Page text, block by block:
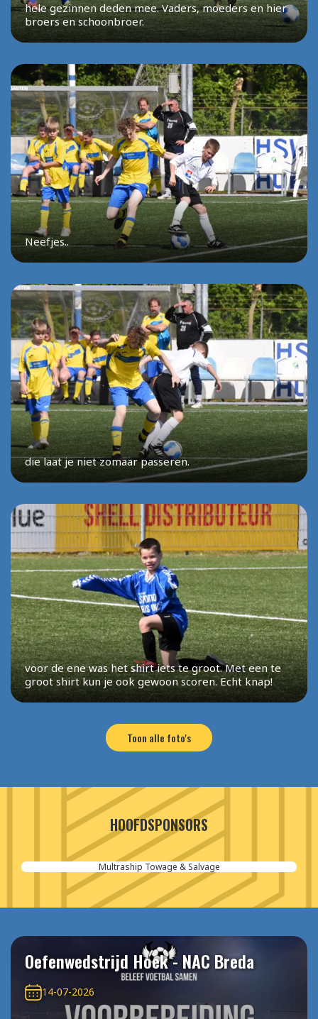
hele gezinnen deden mee. Vaders, moeders en hier
broers en schoonbroer.
Neefjes..
die laat je niet zomaar passeren.
voor de ene was het shirt iets te groot. Met een te
groot shirt kun je ook gewoon scoren. Echt knap!
Toon alle foto's
HOOFDSPONSORS
Aannemersbedrijf van der Poel
Oefenwedstrijd Hoek - NAC Breda
14-07-2026